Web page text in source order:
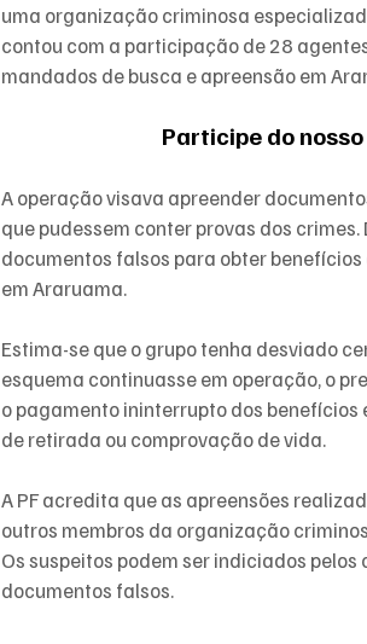
uma organização criminosa
contou com a participação de 28
mandados de busca e apreensão em
Participe do
A operação visava apreender
que pudessem conter provas dos
documentos falsos para obter
em Araruama.
Estima-se que o grupo tenha desviado
esquema continuasse em operação, o
o pagamento ininterrupto dos
de retirada ou comprovação de vida.
A PF acredita que as apreensões
outros membros da organização
Os suspeitos podem ser indiciados
documentos falsos.